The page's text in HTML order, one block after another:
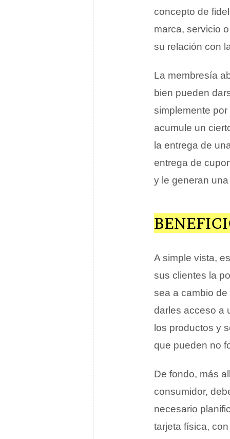
concepto de
marca, servicio
su relación con
La membresía
bien pueden
simplemente
acumule un
la entrega de
entrega de
y le generan
A simple vista,
sus clientes la
sea a cambio
darles acceso a
los productos y
que pueden no
De fondo, más
consumidor,
necesario
tarjeta física,